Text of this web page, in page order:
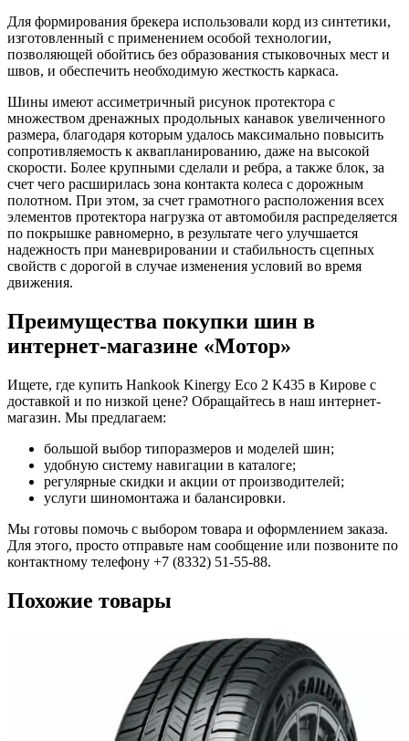
Для формирования брекера использовали корд из синтетики,
изготовленный с применением особой технологии,
позволяющей обойтись без образования стыковочных мест и
швов, и обеспечить необходимую жесткость каркаса.
Шины имеют ассиметричный рисунок протектора с
множеством дренажных продольных канавок увеличенного
размера, благодаря которым удалось максимально повысить
сопротивляемость к аквапланированию, даже на высокой
скорости. Более крупными сделали и ребра, а также блок, за
счет чего расширилась зона контакта колеса с дорожным
полотном. При этом, за счет грамотного расположения всех
элементов протектора нагрузка от автомобиля распределяется
по покрышке равномерно, в результате чего улучшается
надежность при маневрировании и стабильность сцепных
свойств с дорогой в случае изменения условий во время
движения.
Преимущества покупки шин в
интернет-магазине «Мотор»
Ищете, где купить Hankook Kinergy Eco 2 K435 в Кирове с
доставкой и по низкой цене? Обращайтесь в наш интернет-
магазин. Мы предлагаем:
большой выбор типоразмеров и моделей шин;
удобную систему навигации в каталоге;
регулярные скидки и акции от производителей;
услуги шиномонтажа и балансировки.
Мы готовы помочь с выбором товара и оформлением заказа.
Для этого, просто отправьте нам сообщение или позвоните по
контактному телефону +7 (8332) 51-55-88.
Похожие товары